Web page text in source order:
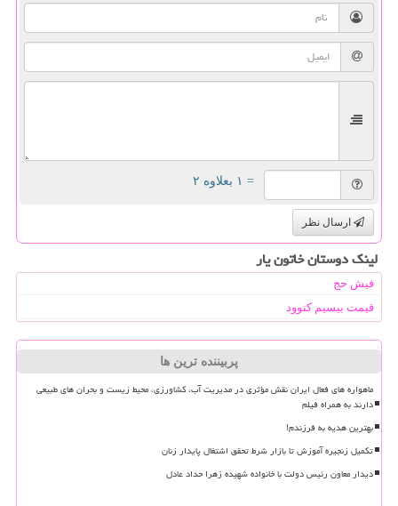
= ۱ بعلاوه ۲
ارسال نظر
لینک دوستان خاتون یار
فیش حج
قیمت بیسیم کنوود
پربیننده ترین ها
ماهواره های فعال ایران نقش مؤثری در مدیریت آب، کشاورزی، محیط زیست و بحران های طبیعی
دارند به همراه فیلم
بهترین هدیه به فرزندم!
تکمیل زنجیره آموزش تا بازار شرط تحقق اشتغال پایدار زنان
دیدار معاون رئیس دولت با خانواده شهیده زهرا حداد عادل